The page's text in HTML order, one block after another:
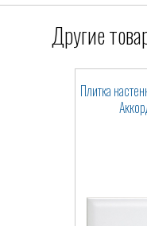
Другие
Плитка